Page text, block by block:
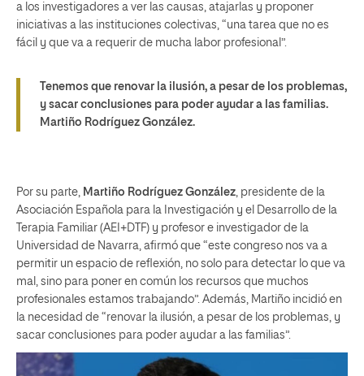
a los investigadores a ver las causas, atajarlas y proponer
iniciativas a las instituciones colectivas, “una tarea que no es
fácil y que va a requerir de mucha labor profesional”.
Tenemos que renovar la ilusión, a pesar de los problemas,
y sacar conclusiones para poder ayudar a las familias.
Martiño Rodríguez González.
Por su parte, Martiño Rodríguez González , presidente de la
Asociación Española para la Investigación y el Desarrollo de la
Terapia Familiar (AEI+DTF) y profesor e investigador de la
Universidad de Navarra, afirmó que “este congreso nos va a
permitir un espacio de reflexión, no solo para detectar lo que va
mal, sino para poner en común los recursos que muchos
profesionales estamos trabajando”. Además, Martiño incidió en
la necesidad de “renovar la ilusión, a pesar de los problemas, y
sacar conclusiones para poder ayudar a las familias”.